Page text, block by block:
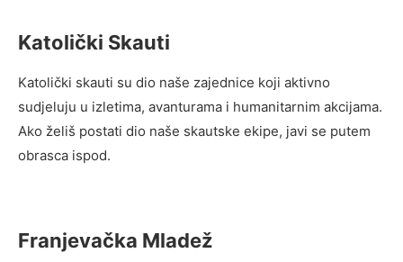
Katolički Skauti
Katolički skauti su dio naše zajednice koji aktivno
sudjeluju u izletima, avanturama i humanitarnim akcijama.
Ako želiš postati dio naše skautske ekipe, javi se putem
obrasca ispod.
Franjevačka Mladež